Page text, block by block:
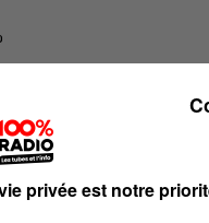
privée est notre